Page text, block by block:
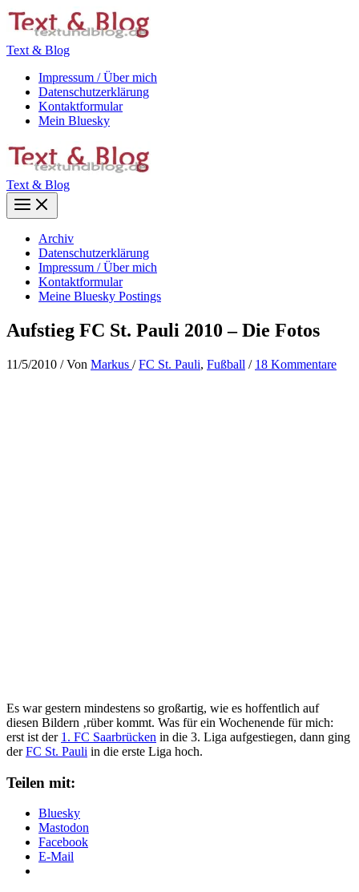
Zum
Inhalt
Text & Blog
Impressum / Über mich
Datenschutzerklärung
Kontaktformular
Mein Bluesky
Text & Blog
Main
Menu
Archiv
Datenschutzerklärung
Impressum / Über mich
Kontaktformular
Meine Bluesky Postings
Aufstieg FC St. Pauli 2010 – Die Fotos
11/5/2010 / Von Markus /FC St. Pauli, Fußball / 18 Kommentare
Es war gestern mindestens so großartig, wie es hoffentlich auf
diesen Bildern ‚rüber kommt. Was für ein Wochenende für mich:
erst ist der 1. FC Saarbrücken in die 3. Liga aufgestiegen, dann ging
derFC St. Pauli in die erste Liga hoch.
Teilen mit:
Bluesky
Mastodon
Facebook
E-Mail